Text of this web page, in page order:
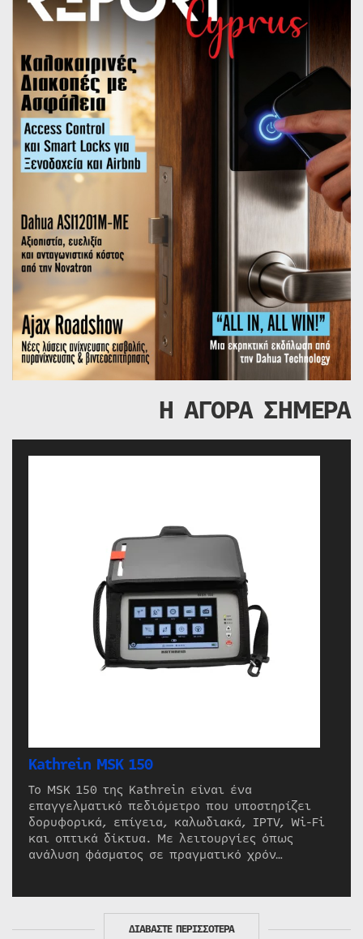
Η ΑΓΟΡΑ ΣΗΜΕΡΑ
Kathrein MSK 150
Το MSK 150 της Kathrein είναι ένα
επαγγελματικό πεδιόμετρο που υποστηρίζει
δορυφορικά, επίγεια, καλωδιακά, IPTV, Wi-Fi
και οπτικά δίκτυα. Με λειτουργίες όπως
ανάλυση φάσματος σε πραγματικό χρόν…
ΔΙΑΒΑΣΤΕ ΠΕΡΙΣΣΟΤΕΡΑ